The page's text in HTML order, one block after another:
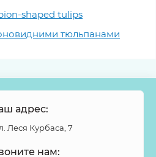
shaped tulips
тюльпанами
адрес:
Леся Курбаса, 7
нам: